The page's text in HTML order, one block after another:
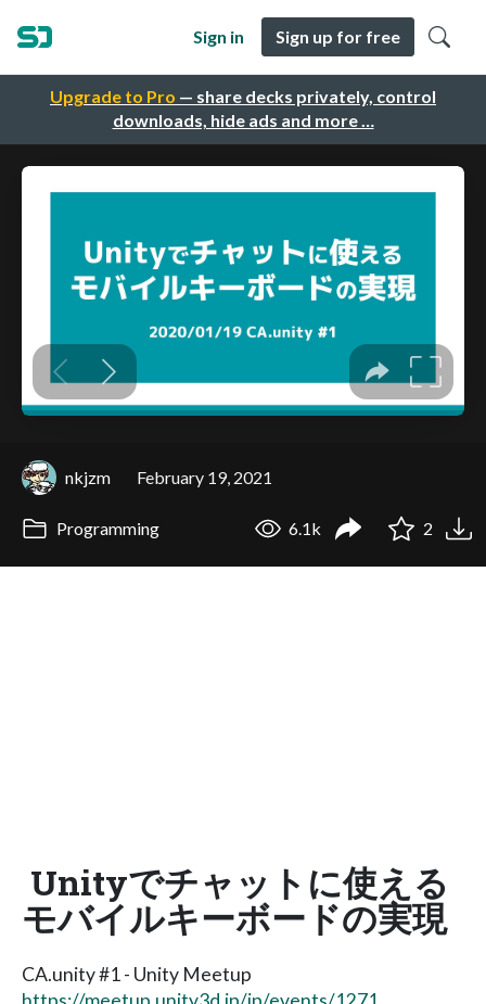
Upgrade to Pro — share decks privately, control
downloads, hide ads and more …
Sign in Sign up for free
nkjzm February 19, 2021
Programming 6.1k 2
Unityでチャットに使える
モバイルキーボードの実現
CA.unity #1 - Unity Meetup